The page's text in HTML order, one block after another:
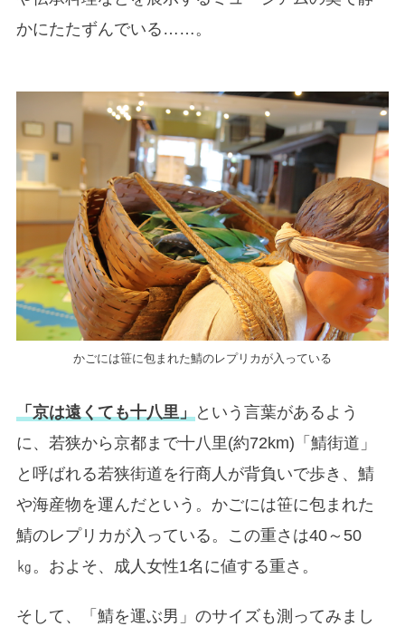
かにたたずんでいる……。
かごには笹に包まれた鯖のレプリカが入っている
「京は遠くても十八里」という言葉があるよう
に、若狭から京都まで十八里(約72km)「鯖街道」
と呼ばれる若狭街道を行商人が背負いで歩き、鯖
や海産物を運んだという。かごには笹に包まれた
鯖のレプリカが入っている。この重さは40～50
㎏。およそ、成人女性1名に値する重さ。
そして、「鯖を運ぶ男」のサイズも測ってみまし